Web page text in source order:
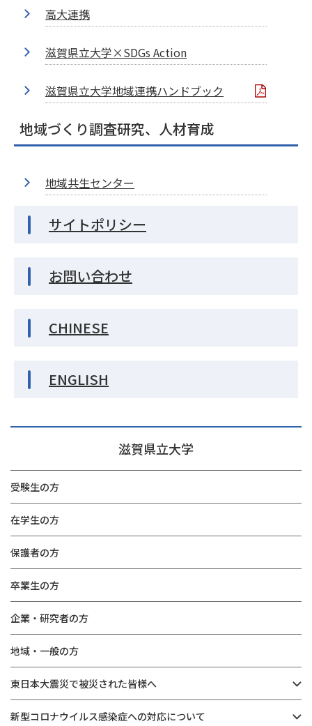
滋賀県立大学
受験生の方
在学生の方
保護者の方
卒業生の方
企業・研究者の方
地域・一般の方
東日本大震災で被災された皆様へ
新型コロナウイルス感染症への対応について
高大連携
滋賀県立大学×SDGs Action
滋賀県立大学地域連携ハンドブック
地域づくり調査研究、人材育成
地域共生センター
サイトポリシー
お問い合わせ
CHINESE
ENGLISH